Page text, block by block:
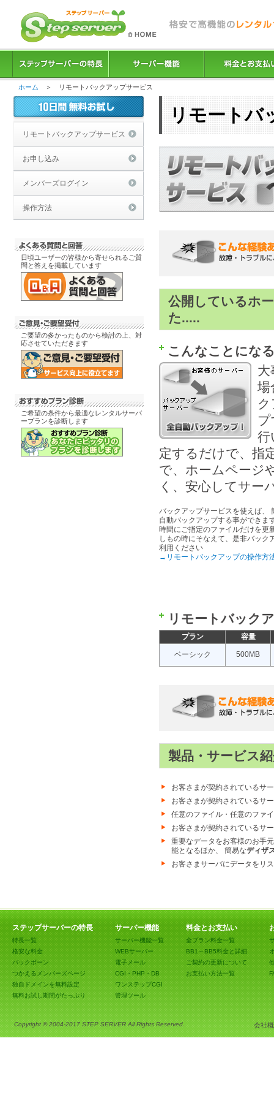
ホーム ＞ リモートバックアップサービス
リモートバックアップサービス
お申し込み
メンバーズログイン
操作方法
日頃ユーザーの皆様から寄せられるご質
問と答えを掲載しています
ご要望の多かったものから検討の上、対
応させていただきます
ご希望の条件から最適なレンタルサーバ
ープランを診断します
リモートバ
公開しているホ
た.....
こんなことにな
大
場
プ
行
定するだけで、指
で、ホームページ
く、安心してサー
バックアップサービスを使えば、
自動バックアップする事ができま
時間にご指定のファイルだけを更
しもの時にそなえて、是非バック
利用ください
→リモートバックアップの操作方
リモートバック
プラン 容量
ベーシック 500MB
製品・サービス
お客さまが契約されているサ
お客さまが契約されているサ
任意のファイル・任意のファ
お客さまが契約されているサ
重要なデータをお客様のお手
能となるほか、 簡易なディザ
お客さまサーバにデータをリ
ステップサーバーの特長
特長一覧
格安な料金
バックボーン
つかえるメンバーズページ
独自ドメインを無料設定
無料お試し期間がたっぷり
サーバー機能
サーバー機能一覧
WEBサーバー
電子メール
CGI・PHP・DB
ワンステップCGI
管理ツール
料金とお支払い
全プラン料金一覧
BB1～BB5料金と詳細
ご契約の更新について
お支払い方法一覧
Copyright © 2004-2017 STEP SERVER All Rights Reserved. 会社